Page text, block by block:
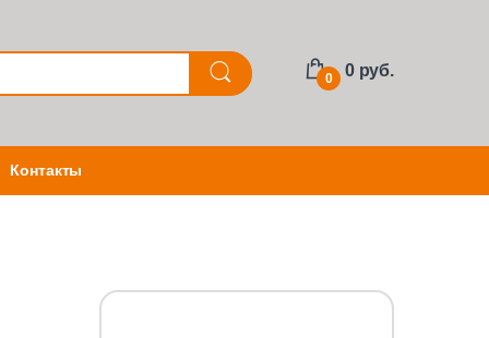
0 0 руб.
Контакты